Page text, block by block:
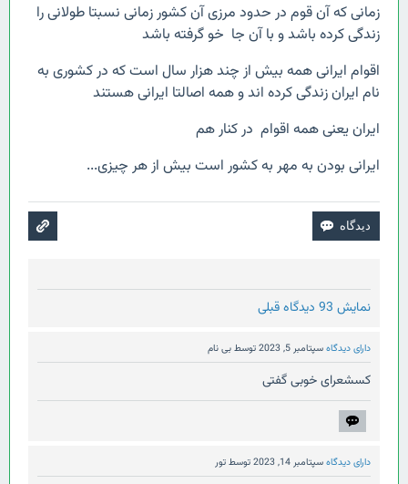
زمانی که آن قوم در حدود مرزی آن کشور زمانی نسبتا طولانی را
زندگی کرده باشد و با آن جا خو گرفته باشد
اقوام ایرانی همه بیش از چند هزار سال است که در کشوری به
نام ایران زندگی کرده اند و همه اصالتا ایرانی هستند
ایران یعنی همه اقوام در کنار هم
ایرانی بودن به مهر به کشور است بیش از هر چیزی...
نمایش 93 دیدگاه قبلی
دارای دیدگاهسپتامبر 5, 2023 توسطبی نام
کسشعرای خوبی گفتی
دارای دیدگاهسپتامبر 14, 2023 توسطتور